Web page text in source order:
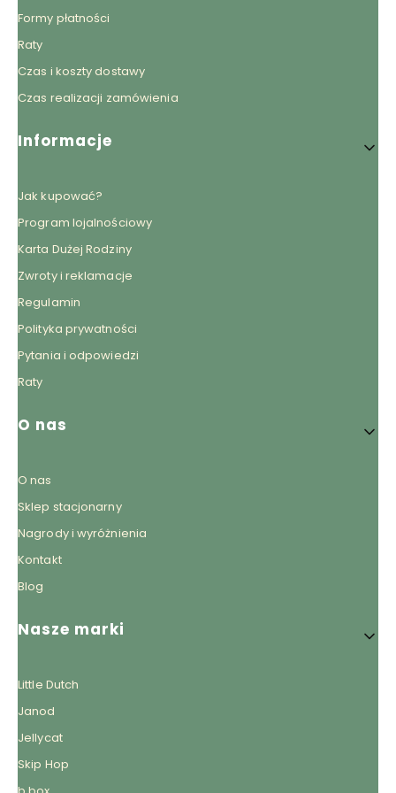
Formy płatności
Raty
Czas i koszty dostawy
Czas realizacji zamówienia
Informacje
Jak kupować?
Program lojalnościowy
Karta Dużej Rodziny
Zwroty i reklamacje
Regulamin
Polityka prywatności
Pytania i odpowiedzi
Raty
O nas
O nas
Sklep stacjonarny
Nagrody i wyróżnienia
Kontakt
Blog
Nasze marki
Little Dutch
Janod
Jellycat
Skip Hop